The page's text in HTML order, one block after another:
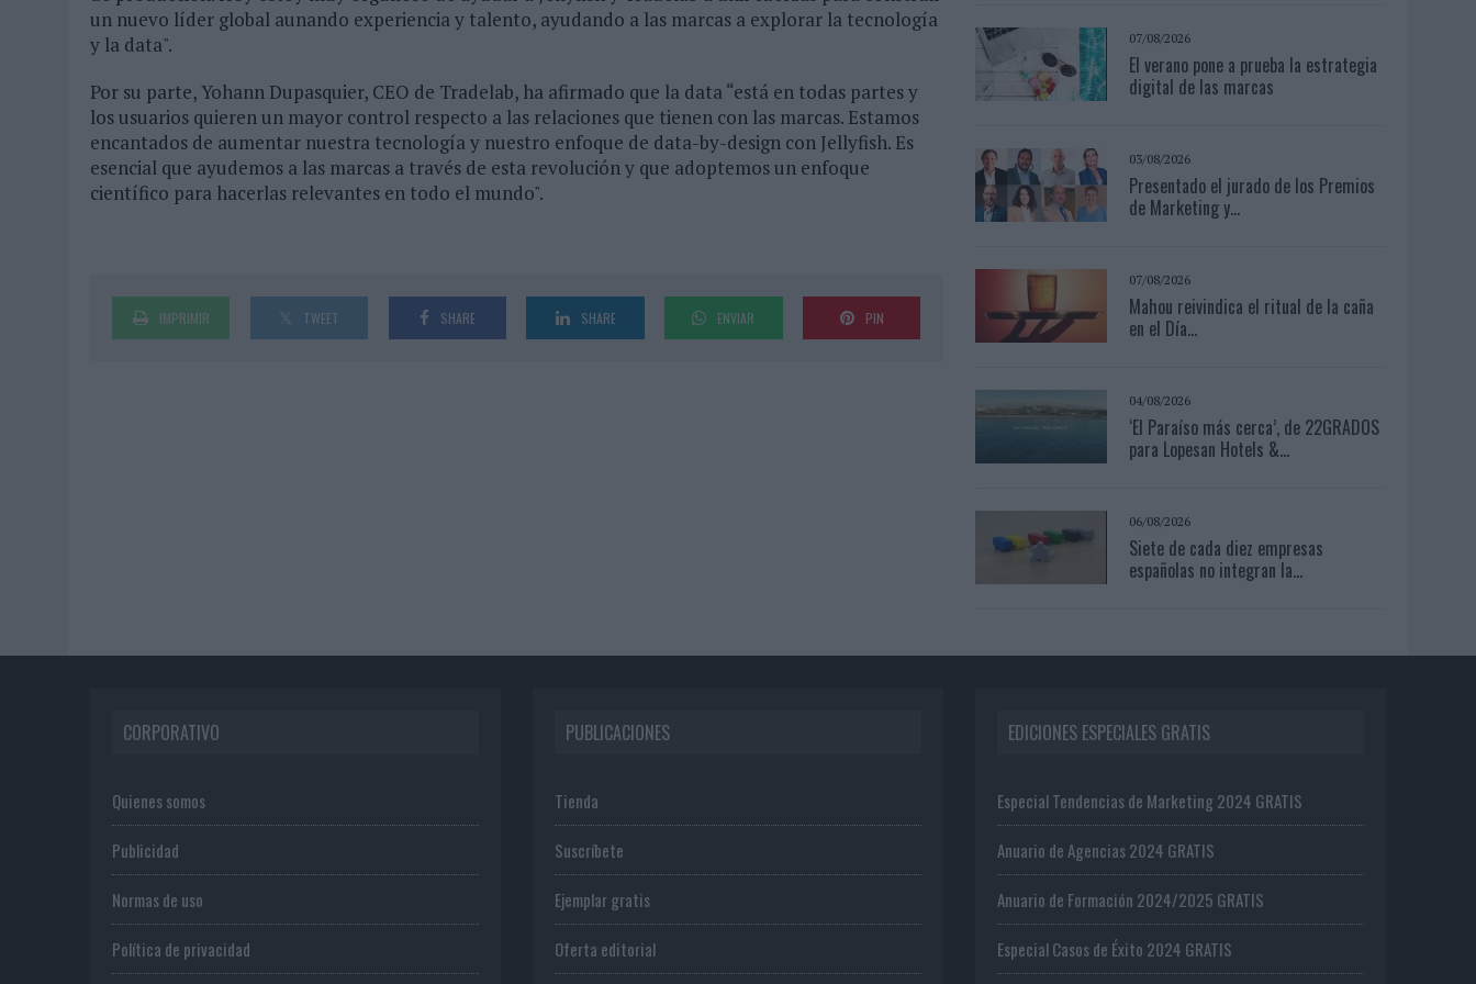
un nuevo líder global aunando experiencia y talento, ayudando a las marcas a explorar la tecnología
y la data".
Por su parte, Yohann Dupasquier, CEO de Tradelab, ha afirmado que la data “está en todas partes y
los usuarios quieren un mayor control respecto a las relaciones que tienen con las marcas. Estamos
encantados de aumentar nuestra tecnología y nuestro enfoque de data-by-design con Jellyfish. Es
esencial que ayudemos a las marcas a través de esta revolución y que adoptemos un enfoque
científico para hacerlas relevantes en todo el mundo".
IMPRIMIR TWEET SHARE SHARE ENVIAR PIN
07/08/2026
El verano pone a prueba la estrategia
digital de las marcas
03/08/2026
Presentado el jurado de los Premios
de Marketing y...
07/08/2026
Mahou reivindica el ritual de la caña
en el Día...
04/08/2026
‘El Paraíso más cerca’, de 22GRADOS
para Lopesan Hotels &...
06/08/2026
Siete de cada diez empresas
españolas no integran la...
CORPORATIVO
Quienes somos
Publicidad
Normas de uso
Política de privacidad
PUBLICACIONES
Tienda
Suscríbete
Ejemplar gratis
Oferta editorial
EDICIONES ESPECIALES GRATIS
Especial Tendencias de Marketing 2024 GRATIS
Anuario de Agencias 2024 GRATIS
Anuario de Formación 2024/2025 GRATIS
Especial Casos de Éxito 2024 GRATIS